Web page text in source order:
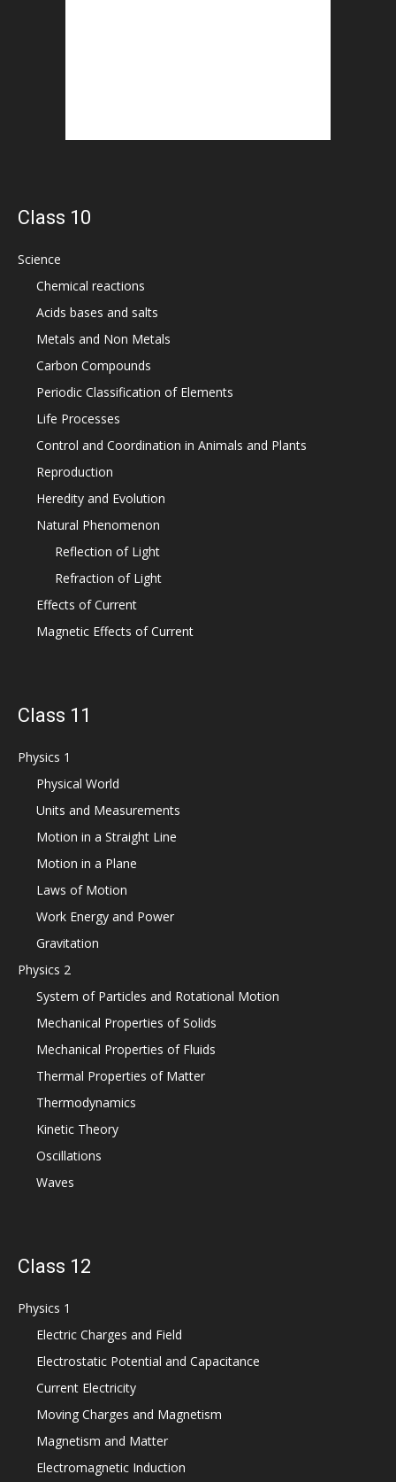
Class 10
Science
Chemical reactions
Acids bases and salts
Metals and Non Metals
Carbon Compounds
Periodic Classification of Elements
Life Processes
Control and Coordination in Animals and Plants
Reproduction
Heredity and Evolution
Natural Phenomenon
Reflection of Light
Refraction of Light
Effects of Current
Magnetic Effects of Current
Class 11
Physics 1
Physical World
Units and Measurements
Motion in a Straight Line
Motion in a Plane
Laws of Motion
Work Energy and Power
Gravitation
Physics 2
System of Particles and Rotational Motion
Mechanical Properties of Solids
Mechanical Properties of Fluids
Thermal Properties of Matter
Thermodynamics
Kinetic Theory
Oscillations
Waves
Class 12
Physics 1
Electric Charges and Field
Electrostatic Potential and Capacitance
Current Electricity
Moving Charges and Magnetism
Magnetism and Matter
Electromagnetic Induction